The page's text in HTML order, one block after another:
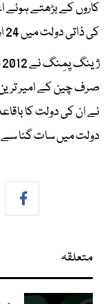
کاروں کے بڑھتے ہوئے
کی ذاتی دولت میں 24 ارب ڈالر سے زیادہ کا اضافہ کر دیا۔
نے ان کی دولت کا
دولت میں سات گنا سے
متعلقہ